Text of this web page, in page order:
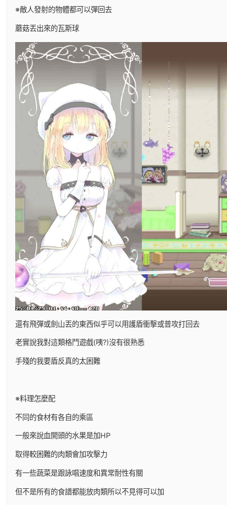
※敵人發射的物體都可以彈回去
蘑菇丟出來的瓦斯球
還有飛彈或劍山丟的東西似乎可以用護盾衝擊或普攻打回去
老實說我對這類格鬥遊戲(咦?)沒有很熟悉
手殘的我要盾反真的太困難
※料理怎麼配
不同的食材有各自的乘區
一般來說血開頭的水果是加HP
取得較困難的肉類會加攻擊力
有一些蔬菜是跟詠唱速度和異常耐性有關
但不是所有的食譜都能放肉類所以不見得可以加